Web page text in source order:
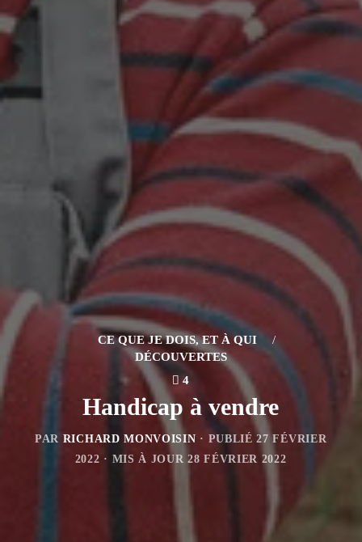
CE QUE JE DOIS, ET À QUI
/
DÉCOUVERTES
4
Handicap à vendre
PAR RICHARD MONVOISIN · PUBLIÉ27 FÉVRIER
2022 · MIS À JOUR28 FÉVRIER 2022